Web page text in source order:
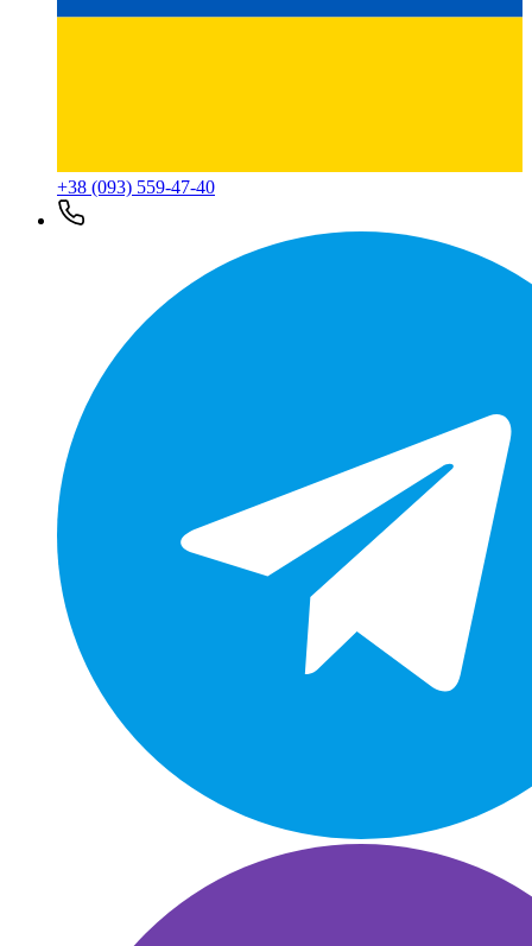
+38 (093) 559-47-40